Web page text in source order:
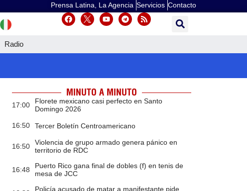
Prensa Latina, La Agencia Servicios Contacto
Radio
MINUTO A MINUTO
17:00
Florete mexicano casi perfecto en Santo
Domingo 2026
16:50 Tercer Boletín Centroamericano
16:50
Violencia de grupo armado genera pánico en
territorio de RDC
16:48
Puerto Rico gana final de dobles (f) en tenis de
mesa de JCC
Policía acusado de matar a manifestante pide